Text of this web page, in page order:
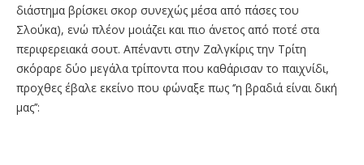
διάστημα βρίσκει σκορ συνεχώς μέσα από πάσες του
Σλούκα), ενώ πλέον μοιάζει και πιο άνετος από ποτέ στα
περιφερειακά σουτ. Απέναντι στην Ζαλγκίρις την Τρίτη
σκόραρε δύο μεγάλα τρίποντα που καθάρισαν το παιχνίδι,
προχθες έβαλε εκείνο που φώναξε πως ‘’η βραδιά είναι δική
μας’’: